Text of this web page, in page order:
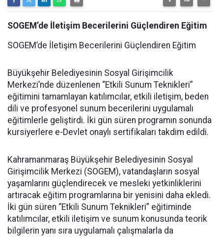
SOGEM’de İletişim Becerilerini Güçlendiren Eğitim
SOGEM’de İletişim Becerilerini Güçlendiren Eğitim
Büyükşehir Belediyesinin Sosyal Girişimcilik
Merkezi’nde düzenlenen “Etkili Sunum Teknikleri”
eğitimini tamamlayan katılımcılar, etkili iletişim, beden
dili ve profesyonel sunum becerilerini uygulamalı
eğitimlerle geliştirdi. İki gün süren programın sonunda
kursiyerlere e-Devlet onaylı sertifikaları takdim edildi.
Kahramanmaraş Büyükşehir Belediyesinin Sosyal
Girişimcilik Merkezi (SOGEM), vatandaşların sosyal
yaşamlarını güçlendirecek ve mesleki yetkinliklerini
artıracak eğitim programlarına bir yenisini daha ekledi.
İki gün süren “Etkili Sunum Teknikleri” eğitiminde
katılımcılar, etkili iletişim ve sunum konusunda teorik
bilgilerin yanı sıra uygulamalı çalışmalarla da